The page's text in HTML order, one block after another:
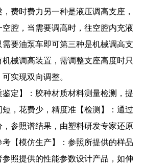
，费时费力另一种是液压调高支座，
腔，当需要调高时，往空腔内充液
要油泵车即可第三种是机械调高支
械调高装置，需调整支座高度时只
实现双向调整。
定】：胶种材质材料测量检测，提
，花费少，精度准【检测】：通过
参照谱结果，由塑料研发专家还原
【模仿生产】：参照所提供的样品
照提供的性能参数设计产品，如伸